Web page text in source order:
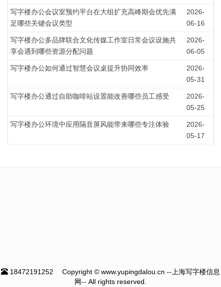
写字楼办公会议室预约平台在大组扩充高峰期会优先满
足哪些关键会议类型
2026-
06-16
写字楼办公多品牌联合文化传媒工作室日常会议设施共
享会遇到哪些资源分配问题
2026-
06-05
写字楼办公如何通过智慧会议桌提升协同效率
2026-
05-31
写字楼办公通过自助咖啡站设置能改善哪些员工感受
2026-
05-25
写字楼办公环境中应用隔音屏风能带来哪些专注体验
2026-
05-17
18472191252
Copyright © www.yupingdalou.cn --上海写字楼信息
网-- All rights reserved.